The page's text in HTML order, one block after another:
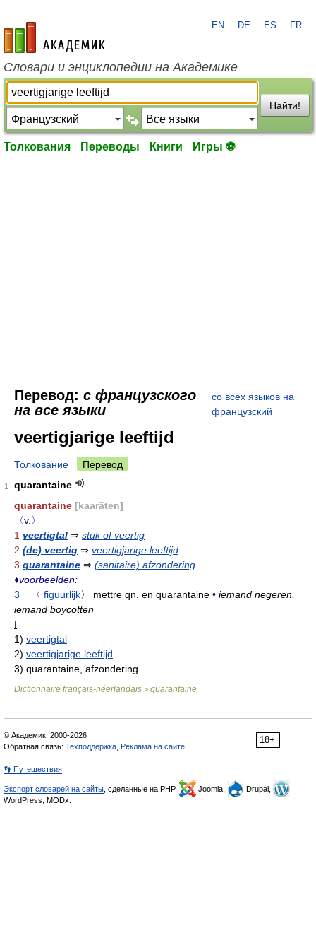
academic.ru
EN DE ES FR
Словари и энциклопедии на Академике
Найти!
Толкования Переводы Книги Игры ⚽
Перевод: с французского
на все языки
со всех языков на
французский
veertigjarige leeftijd
Толкование Перевод
1
quarantaine
quarantaine [kaarãten]
〈v.〉
1 veertigtal ⇒ stuk of veertig
2 (de) veertig ⇒ veertigjarige leeftijd
3 quarantaine ⇒ (sanitaire) afzondering
♦voorbeelden:
3
〈 figuurlijk〉 mettre qn. en quarantaine • iemand negeren,
iemand boycotten
f
1) veertigtal
2) veertigjarige leeftijd
3) quarantaine, afzondering
Dictionnaire français-néerlandais > quarantaine
18+
© Академик, 2000-2026
Обратная связь: Техподдержка Реклама на сайте
👣 Путешествия
Экспорт словарей на сайты , сделанные на PHP, Joomla,
Drupal,
WordPress, MODx.